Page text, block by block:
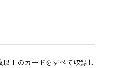
上のカードをすべて収録し